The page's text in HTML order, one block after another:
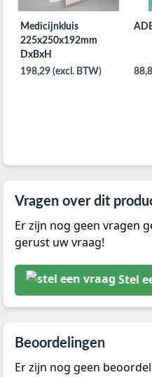
Medicijnkluis
225x250x192mm
DxBxH
198,29 (excl. BTW)
Vragen over dit
Er zijn nog geen vragen
gerust uw vraag!
Stel
Beoordelingen
Er zijn nog geen